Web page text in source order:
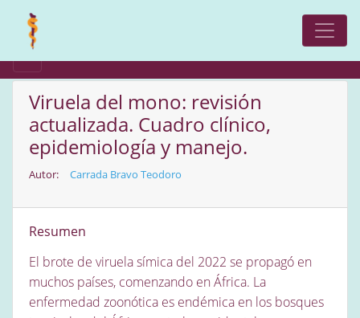
Viruela del mono: revisión
actualizada. Cuadro clínico,
epidemiología y manejo.
Autor: Carrada Bravo Teodoro
Resumen
El brote de viruela símica del 2022 se propagó en
muchos países, comenzando en África. La
enfermedad zoonótica es endémica en los bosques